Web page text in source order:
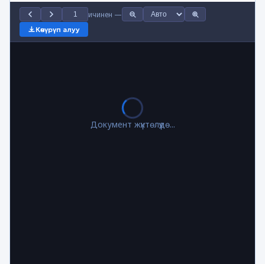
ичинен —
Көчүрүп алуу
Документ жүктөлүүдө...